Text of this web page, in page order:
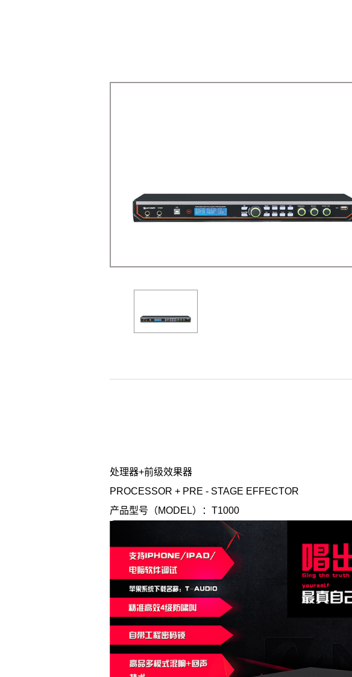
处理器+前级效果器
PROCESSOR + PRE - STAGE EFFECTOR
产品型号（MODEL）：T1000